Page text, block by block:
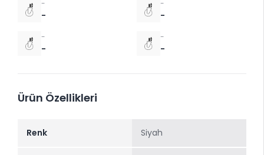
-
-
-
-
-
-
-
-
Ürün Özellikleri
Renk Siyah